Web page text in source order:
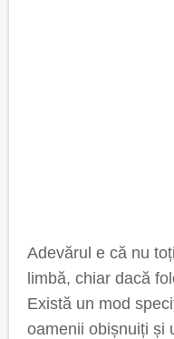
Adevărul e că nu
limbă, chiar dacă
Există un mod
oamenii obișnuiți și